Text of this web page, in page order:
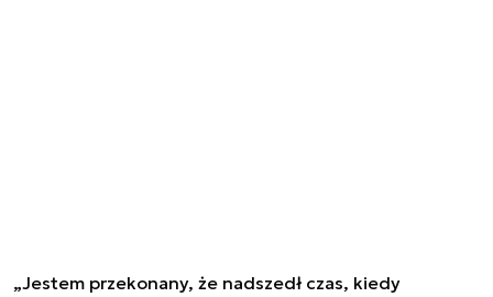
„Jestem przekonany, że nadszedł czas, kiedy